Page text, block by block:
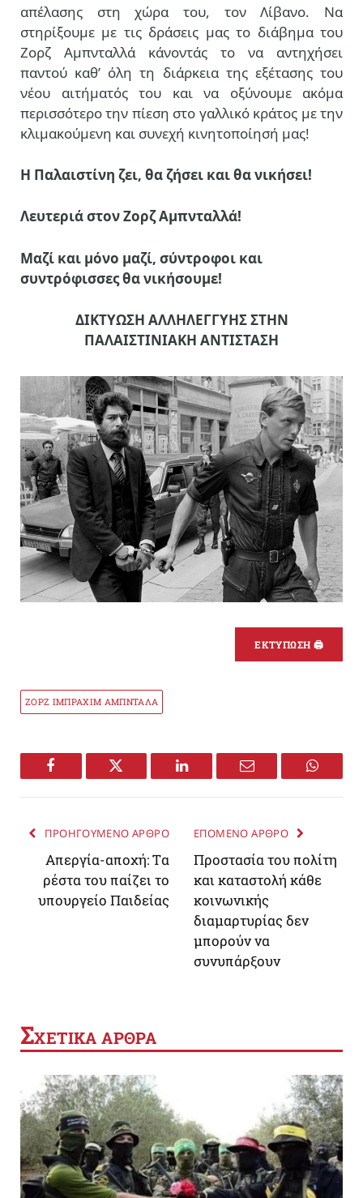
απέλασης στη χώρα του, τον Λίβανο. Να
στηρίξουμε με τις δράσεις μας το διάβημα του
Ζορζ Αμπνταλλά κάνοντάς το να αντηχήσει
παντού καθ’ όλη τη διάρκεια της εξέτασης του
νέου αιτήματός του και να οξύνουμε ακόμα
περισσότερο την πίεση στο γαλλικό κράτος με την
κλιμακούμενη και συνεχή κινητοποίησή μας!
Η Παλαιστίνη ζει, θα ζήσει και θα νικήσει!
Λευτεριά στον Ζορζ Αμπνταλλά!
Μαζί και μόνο μαζί, σύντροφοι και
συντρόφισσες θα νικήσουμε!
ΔΙΚΤΥΩΣΗ ΑΛΛΗΛΕΓΓΥΗΣ ΣΤΗΝ
ΠΑΛΑΙΣΤΙΝΙΑΚΗ ΑΝΤΙΣΤΑΣΗ
ΕΚΤΥΠΩΣΗ 🖨
ΖΟΡΖ ΙΜΠΡΑΧΙΜ ΑΜΠΝΤΑΛΑ
Facebook Twitter LinkedIn Email
ΠΡΟΗΓΟΥΜΕΝΟ ΑΡΘΡΟ
Απεργία-αποχή: Tα
ρέστα του παίζει το
υπουργείο Παιδείας
ΕΠΟΜΕΝΟ ΑΡΘΡΟ
Προστασία του πολίτη
και καταστολή κάθε
κοινωνικής
διαμαρτυρίας δεν
μπορούν να
συνυπάρξουν
ΣΧΕΤΙΚΑ ΑΡΘΡΑ